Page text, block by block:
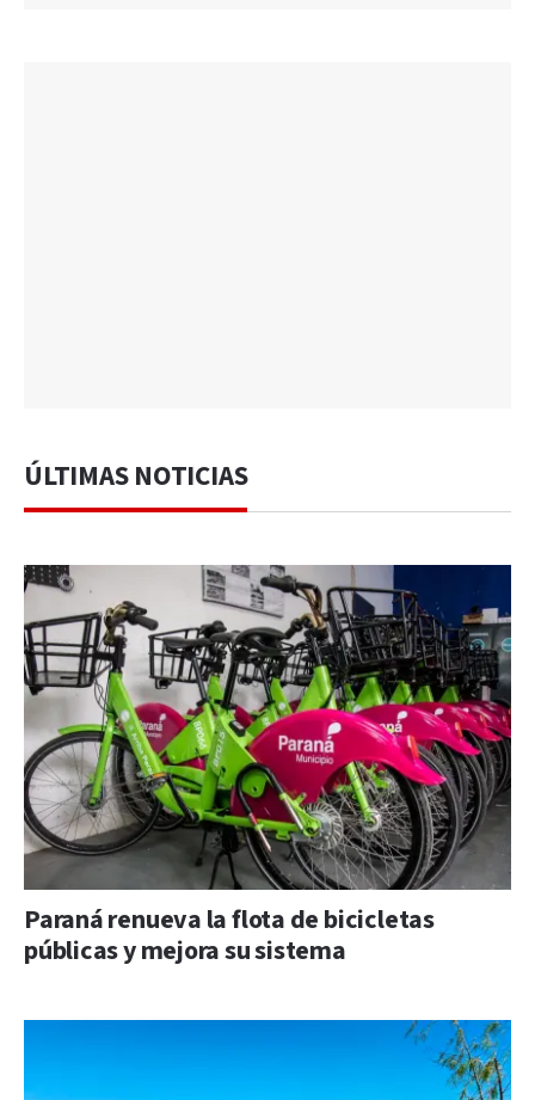
ÚLTIMAS NOTICIAS
Paraná renueva la flota de bicicletas
públicas y mejora su sistema